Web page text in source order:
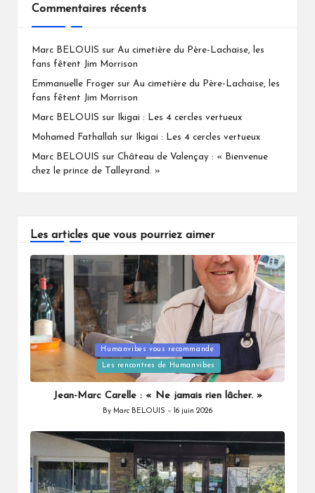
Commentaires récents
Marc BELOUIS sur Au cimetière du Père-Lachaise, les
fans fêtent Jim Morrison
Emmanuelle Froger sur Au cimetière du Père-Lachaise, les
fans fêtent Jim Morrison
Marc BELOUIS sur Ikigai : Les 4 cercles vertueux
Mohamed Fathallah sur Ikigai : Les 4 cercles vertueux
Marc BELOUIS sur Château de Valençay : « Bienvenue
chez le prince de Talleyrand. »
Les articles que vous pourriez aimer
Posted
in
Humanvibes vous recommande
Les rencontres de Humanvibes
Jean-Marc Carelle : « Ne jamais rien lâcher. »
Posted
By Marc BELOUIS 16 juin 2026